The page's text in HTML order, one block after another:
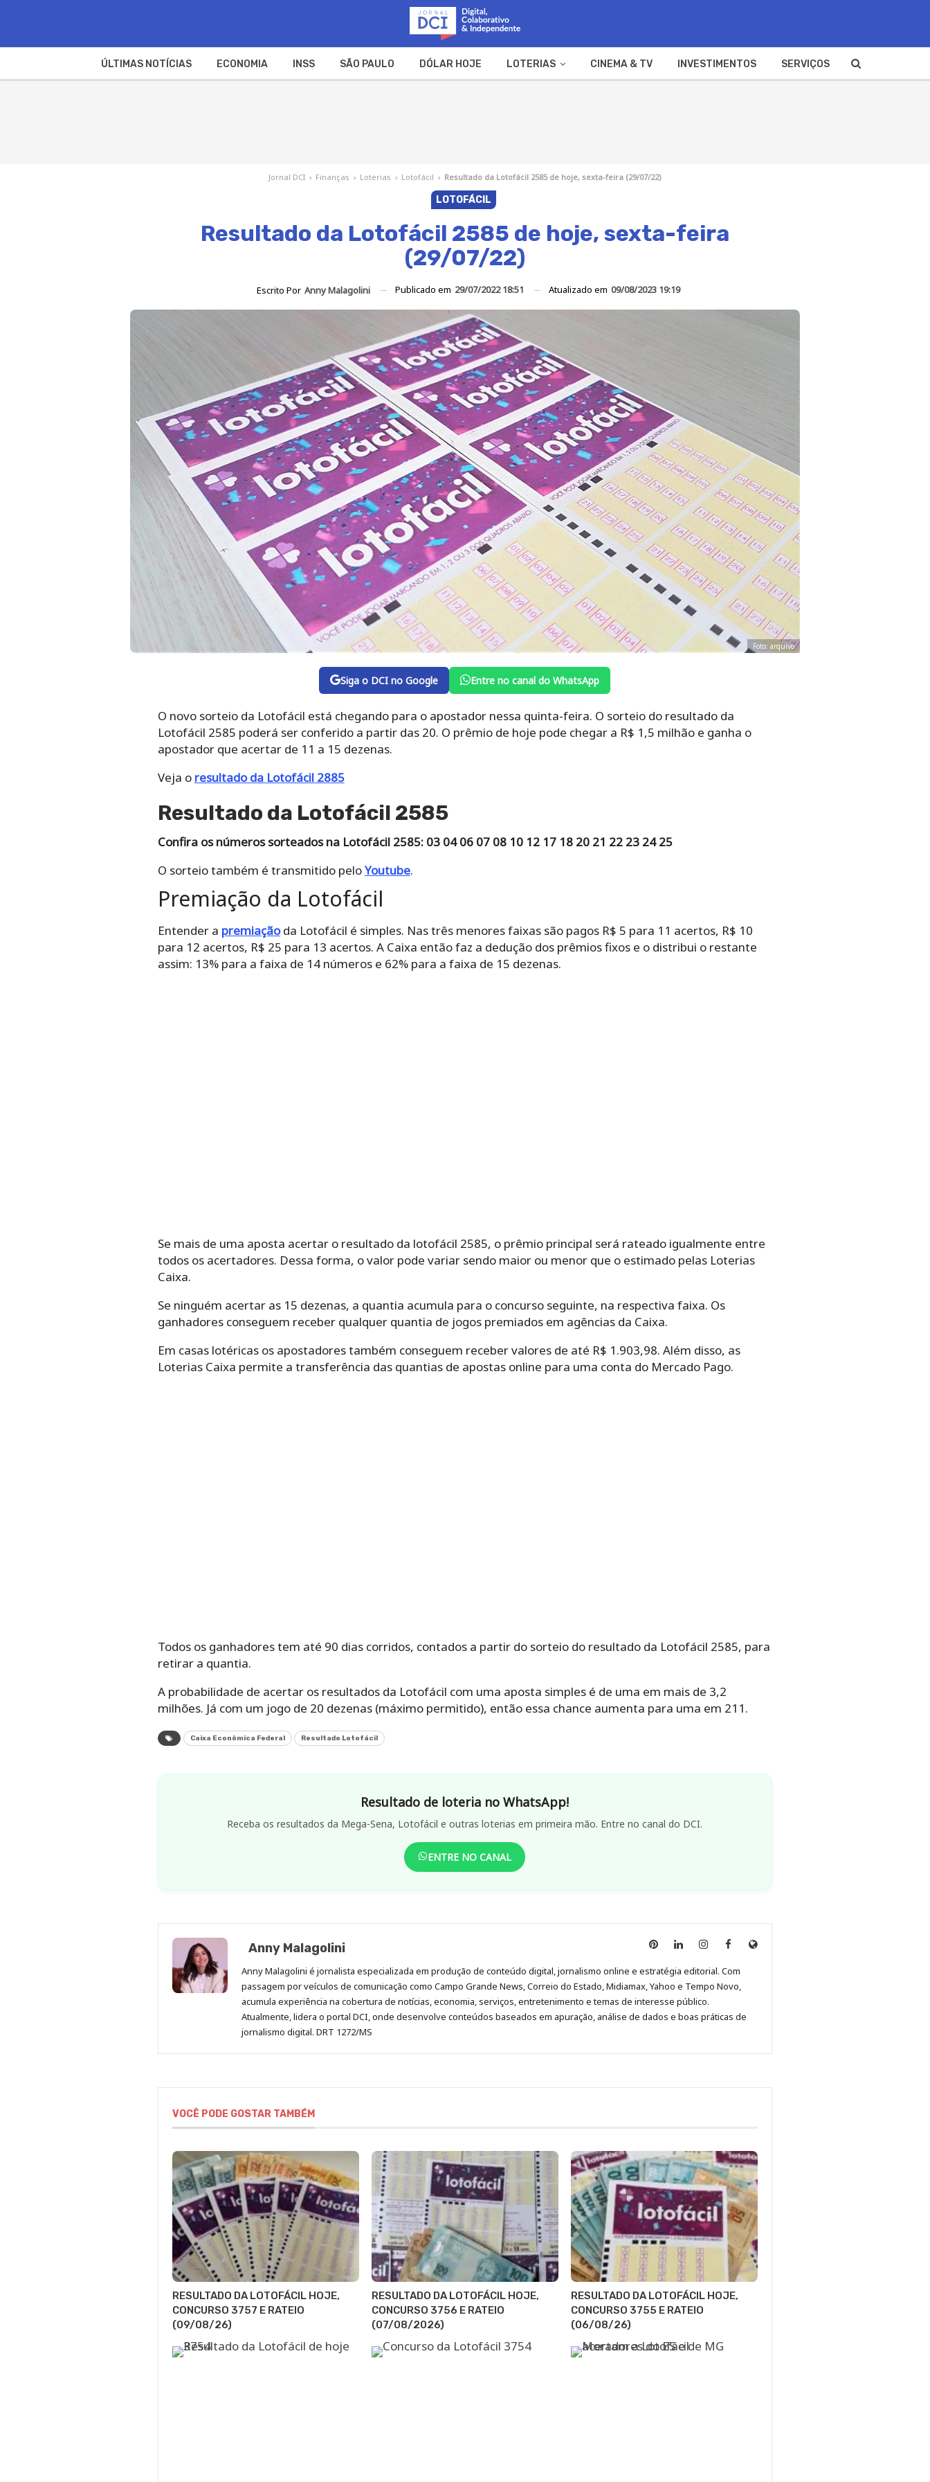
ÚLTIMAS NOTÍCIAS ECONOMIA INSS SÃO PAULO DÓLAR HOJE LOTERIAS CINEMA & TV INVESTIMENTOS SERVIÇOS
Jornal DCI › Finanças › Loterias › Lotofácil › Resultado da Lotofácil 2585 de hoje, sexta-feira (29/07/22)
LOTOFÁCIL
Resultado da Lotofácil 2585 de hoje, sexta-feira
(29/07/22)
Escrito Por Anny Malagolini Publicado em 29/07/2022 18:51 Atualizado em 09/08/2023 19:19
Foto: arquivo
Siga o DCI no Google Entre no canal do WhatsApp
O novo sorteio da Lotofácil está chegando para o apostador nessa quinta-feira. O sorteio do resultado da
Lotofácil 2585 poderá ser conferido a partir das 20. O prêmio de hoje pode chegar a R$ 1,5 milhão e ganha o
apostador que acertar de 11 a 15 dezenas.
Veja o resultado da Lotofácil 2885
Resultado da Lotofácil 2585
Confira os números sorteados na Lotofácil 2585: 03 04 06 07 08 10 12 17 18 20 21 22 23 24 25
O sorteio também é transmitido peloYoutube.
Premiação da Lotofácil
Entender a premiaçãoda Lotofácil é simples. Nas três menores faixas são pagos R$ 5 para 11 acertos, R$ 10
para 12 acertos, R$ 25 para 13 acertos. A Caixa então faz a dedução dos prêmios fixos e o distribui o restante
assim: 13% para a faixa de 14 números e 62% para a faixa de 15 dezenas.
Se mais de uma aposta acertar o resultado da lotofácil 2585, o prêmio principal será rateado igualmente entre
todos os acertadores. Dessa forma, o valor pode variar sendo maior ou menor que o estimado pelas Loterias
Caixa.
Se ninguém acertar as 15 dezenas, a quantia acumula para o concurso seguinte, na respectiva faixa. Os
ganhadores conseguem receber qualquer quantia de jogos premiados em agências da Caixa.
Em casas lotéricas os apostadores também conseguem receber valores de até R$ 1.903,98. Além disso, as
Loterias Caixa permite a transferência das quantias de apostas online para uma conta do Mercado Pago.
Todos os ganhadores tem até 90 dias corridos, contados a partir do sorteio do resultado da Lotofácil 2585, para
retirar a quantia.
A probabilidade de acertar os resultados da Lotofácil com uma aposta simples é de uma em mais de 3,2
milhões. Já com um jogo de 20 dezenas (máximo permitido), então essa chance aumenta para uma em 211.
Caixa Econômica Federal Resultado Lotofácil
Resultado de loteria no WhatsApp!
Receba os resultados da Mega-Sena, Lotofácil e outras loterias em primeira mão. Entre no canal do DCI.
ENTRE NO CANAL
Anny Malagolini
Anny
no
Pinterest
Anny
no
LinkedIn
Anny
no
Instagram
Anny
no
Facebook
Site
Anny Malagolini é jornalista especializada em produção de conteúdo digital, jornalismo online e estratégia editorial. Com
passagem por veículos de comunicação como Campo Grande News, Correio do Estado, Midiamax, Yahoo e Tempo Novo,
acumula experiência na cobertura de notícias, economia, serviços, entretenimento e temas de interesse público.
Atualmente, lidera o portal DCI, onde desenvolve conteúdos baseados em apuração, análise de dados e boas práticas de
jornalismo digital. DRT 1272/MS
VOCÊ PODE GOSTAR TAMBÉM
RESULTADO DA LOTOFÁCIL HOJE,
CONCURSO 3757 E RATEIO
(09/08/26)
RESULTADO DA LOTOFÁCIL HOJE,
CONCURSO 3756 E RATEIO
(07/08/2026)
RESULTADO DA LOTOFÁCIL HOJE,
CONCURSO 3755 E RATEIO
(06/08/26)